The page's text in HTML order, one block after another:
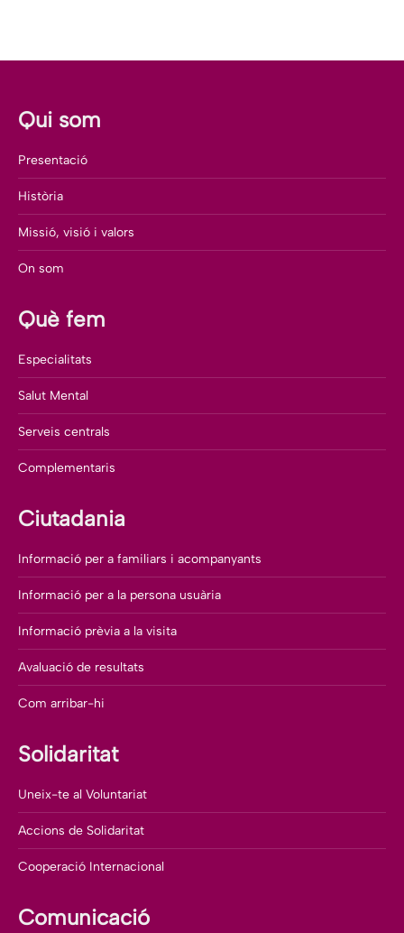
Qui som
Presentació
Història
Missió, visió i valors
On som
Què fem
Especialitats
Salut Mental
Serveis centrals
Complementaris
Ciutadania
Informació per a familiars i acompanyants
Informació per a la persona usuària
Informació prèvia a la visita
Avaluació de resultats
Com arribar-hi
Solidaritat
Uneix-te al Voluntariat
Accions de Solidaritat
Cooperació Internacional
Comunicació